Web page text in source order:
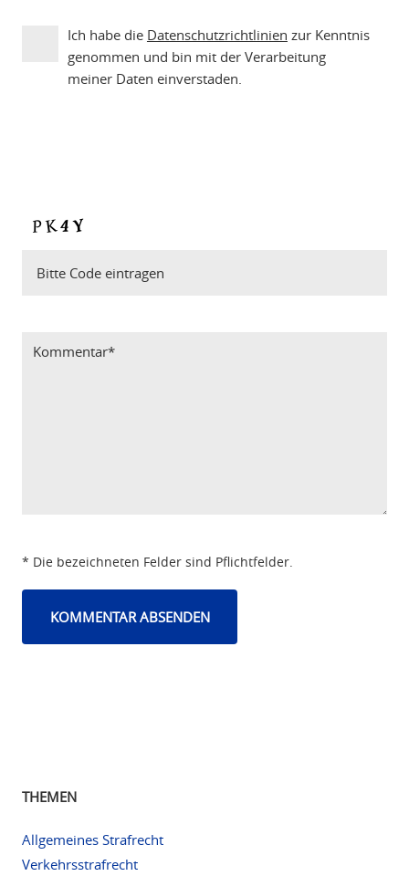
Ich habe die Datenschutzrichtlinien zur Kenntnis
genommen und bin mit der Verarbeitung
meiner Daten einverstaden.
* Die bezeichneten Felder sind Pflichtfelder.
THEMEN
Allgemeines Strafrecht
Verkehrsstrafrecht